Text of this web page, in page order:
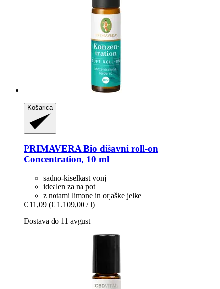
Košarica
PRIMAVERA Bio dišavni roll-​on
Concentration, 10 ml
sadno-kiselkast vonj
idealen za na pot
z notami limone in orjaške jelke
€ 11,09 (€ 1.109,00 / l)
Dostava do 11 avgust